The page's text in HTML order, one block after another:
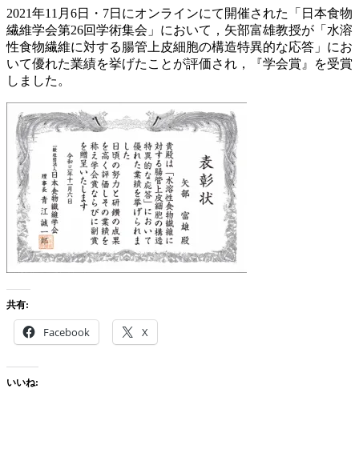
2021年11月6日・7日にオンラインにて開催された「日本食物
繊維学会第26回学術集会」において，矢部富雄教授が「水溶
性食物繊維に対する腸管上皮細胞の構造特異的な応答」にお
いて優れた業績を挙げたことが評価され，『学会賞』を受賞
しました。
共有:
Facebook X
いいね: